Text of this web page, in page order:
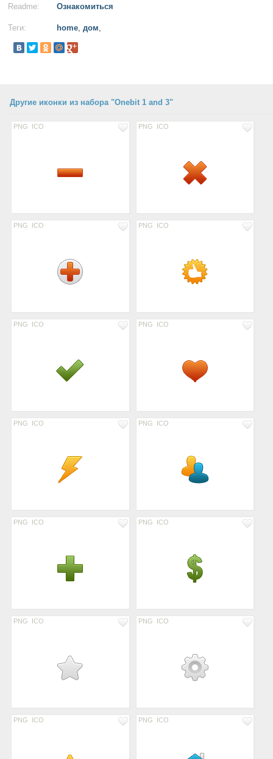
Readme: Ознакомиться
Теги: home, дом,
Другие иконки из набора "Onebit 1 and 3"
PNG ICO PNG ICO
PNG ICO PNG ICO
PNG ICO PNG ICO
PNG ICO PNG ICO
PNG ICO PNG ICO
PNG ICO PNG ICO
PNG ICO PNG ICO